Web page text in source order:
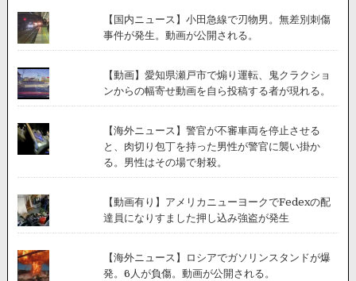
【国内ニュース】小田急線で刃物男。無差別刺傷
事件が発生。動画が公開される。
【動画】愛知県瀬戸市で煽り運転、鬼クラクショ
ンからの幅寄せ動画を自ら投稿する者が現れる。
【海外ニュース】警官が不審車両を停止させる
と、肉切り包丁を持った男性が警官に襲い掛か
る。男性はその場で射殺。
【動画有り】アメリカニューヨークでFedexの配
達員になりすました押し込み強盗が発生
【海外ニュース】ロシアでガソリンスタンドが爆
発。6人が負傷。動画が公開される。